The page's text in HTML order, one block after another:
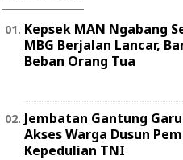
Kepsek MAN Ngabang
MBG Berjalan Lancar,
Beban Orang Tua
Jembatan Gantung
Akses Warga Dusun
Kepedulian TNI